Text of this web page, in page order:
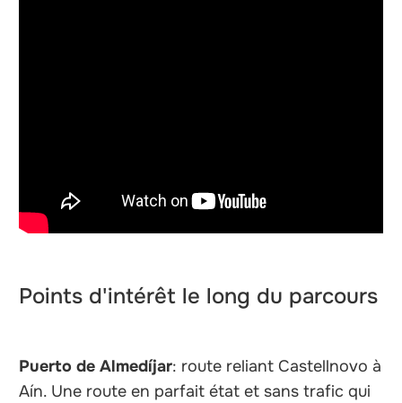
Points d'intérêt le long du parcours
Puerto de Almedíjar: route reliant Castellnovo à
Aín. Une route en parfait état et sans trafic qui